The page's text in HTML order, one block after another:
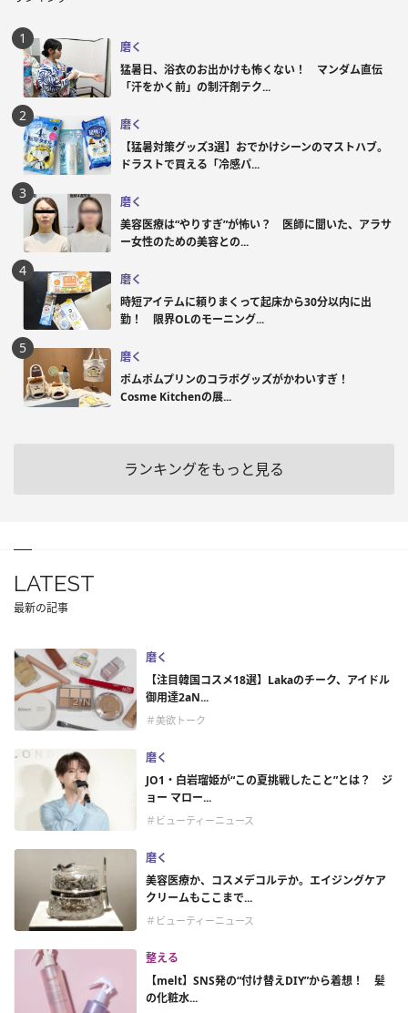
磨く
猛暑日、浴衣のお出かけも怖くない！ マンダム直伝
「汗をかく前」の制汗剤テク...
磨く
【猛暑対策グッズ3選】おでかけシーンのマストハブ。
ドラストで買える「冷感パ...
磨く
美容医療は“やりすぎ”が怖い？ 医師に聞いた、アラサ
ー女性のための美容との...
磨く
時短アイテムに頼りまくって起床から30分以内に出
勤！ 限界OLのモーニング...
磨く
ポムポムプリンのコラボグッズがかわいすぎ！
Cosme Kitchenの展...
ランキングをもっと見る
LATEST
最新の記事
磨く
【注目韓国コスメ18選】Lakaのチーク、アイドル
御用達2aN...
＃美欲トーク
磨く
JO1・白岩瑠姫が“この夏挑戦したこと”とは？ ジ
ョー マロー...
＃ビューティーニュース
磨く
美容医療か、コスメデコルテか。エイジングケア
クリームもここまで...
＃ビューティーニュース
整える
【melt】SNS発の“付け替えDIY”から着想！ 髪
の化粧水...